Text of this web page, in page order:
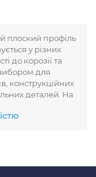
плоский профіль
у різних
до корозії та
для
конструкційних
деталей. На